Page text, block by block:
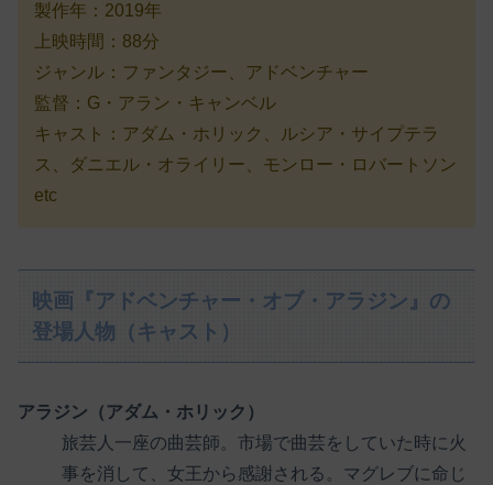
製作年：2019年
上映時間：88分
ジャンル：ファンタジー、アドベンチャー
監督：G・アラン・キャンベル
キャスト：アダム・ホリック、ルシア・サイプテラ
ス、ダニエル・オライリー、モンロー・ロバートソン
etc
映画『アドベンチャー・オブ・アラジン』の
登場人物（キャスト）
アラジン（アダム・ホリック）
旅芸人一座の曲芸師。市場で曲芸をしていた時に火
事を消して、女王から感謝される。マグレブに命じ